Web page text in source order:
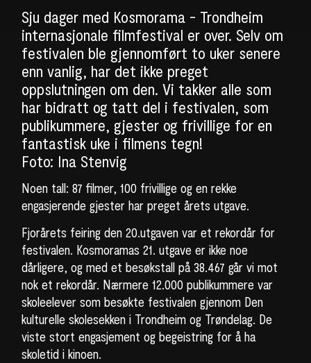
Sju dager med Kosmorama - Trondheim
internasjonale filmfestival er over. Selv om
festivalen ble gjennomført to uker senere
enn vanlig, har det ikke preget
oppslutningen om den. Vi takker alle som
har bidratt og tatt del i festivalen, som
publikummere, gjester og frivillige for en
fantastisk uke i filmens tegn!
Foto: Ina Stenvig
Noen tall: 87 filmer, 100 frivillige og en rekke
engasjerende gjester har preget årets utgave.
Fjorårets feiring den 20.utgaven var et rekordår for
festivalen. Kosmoramas 21. utgave er ikke noe
dårligere, og med et besøkstall på 38.467 går vi mot
nok et rekordår. Nærmere 12.000 publikummere var
skoleelever som besøkte festivalen gjennom Den
kulturelle skolesekken i Trondheim og Trøndelag. De
viste stort engasjement og begeistring for å ha
skoletid i kinoen.